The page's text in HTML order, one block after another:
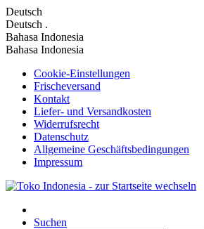
Deutsch
Deutsch .
Bahasa Indonesia
Bahasa Indonesia
Cookie-Einstellungen
Frischeversand
Kontakt
Liefer- und Versandkosten
Widerrufsrecht
Datenschutz
Allgemeine Geschäftsbedingungen
Impressum
Suchen